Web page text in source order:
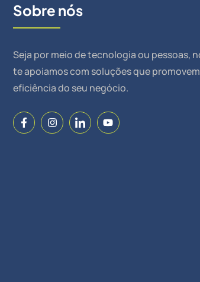
Sobre nós
Seja por meio de tecnologia ou pessoas,
te apoiamos com soluções que
eficiência do seu negócio.